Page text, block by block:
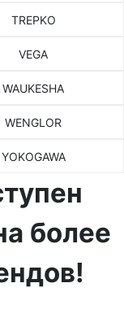
TREPKO
VEGA
WAUKESHA
WENGLOR
YOKOGAWA
более